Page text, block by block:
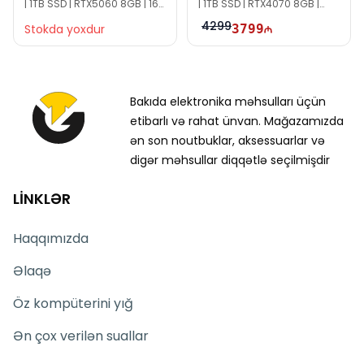
| 1TB SSD | RTX5060 8GB | 16"
Stokda yoxdur
| 1TB SSD | RTX4070 8GB |
17.3" FHD+ | 165Hz | Win11 Pro |
TG1369
42993799
Bakıda elektronika məhsulları üçün
etibarlı və rahat ünvan. Mağazamızda
ən son noutbuklar, aksessuarlar və
digər məhsullar diqqətlə seçilmişdir
LİNKLƏR
Haqqımızda
Əlaqə
Öz kompüterini yığ
Ən çox verilən suallar